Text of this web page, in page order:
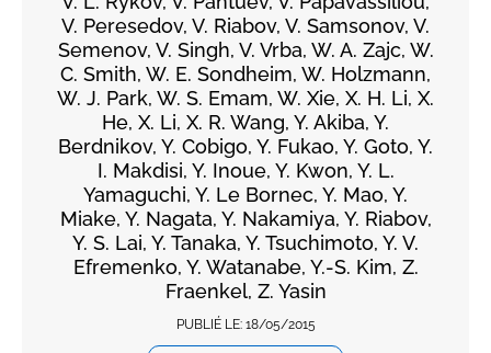
V. Peresedov, V. Riabov, V. Samsonov, V.
Semenov, V. Singh, V. Vrba, W. A. Zajc, W.
C. Smith, W. E. Sondheim, W. Holzmann,
W. J. Park, W. S. Emam, W. Xie, X. H. Li, X.
He, X. Li, X. R. Wang, Y. Akiba, Y.
Berdnikov, Y. Cobigo, Y. Fukao, Y. Goto, Y.
I. Makdisi, Y. Inoue, Y. Kwon, Y. L.
Yamaguchi, Y. Le Bornec, Y. Mao, Y.
Miake, Y. Nagata, Y. Nakamiya, Y. Riabov,
Y. S. Lai, Y. Tanaka, Y. Tsuchimoto, Y. V.
Efremenko, Y. Watanabe, Y.-S. Kim, Z.
Fraenkel, Z. Yasin
PUBLIÉ LE: 18/05/2015